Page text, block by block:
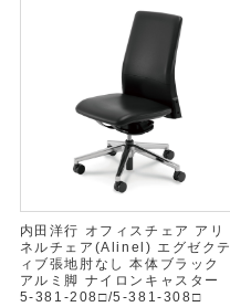
内田洋行 オフィスチェア アリ
ネルチェア(Alinel) エグゼクテ
ィブ張地肘なし 本体ブラック
アルミ脚 ナイロンキャスター
5-381-208□/5-381-308□